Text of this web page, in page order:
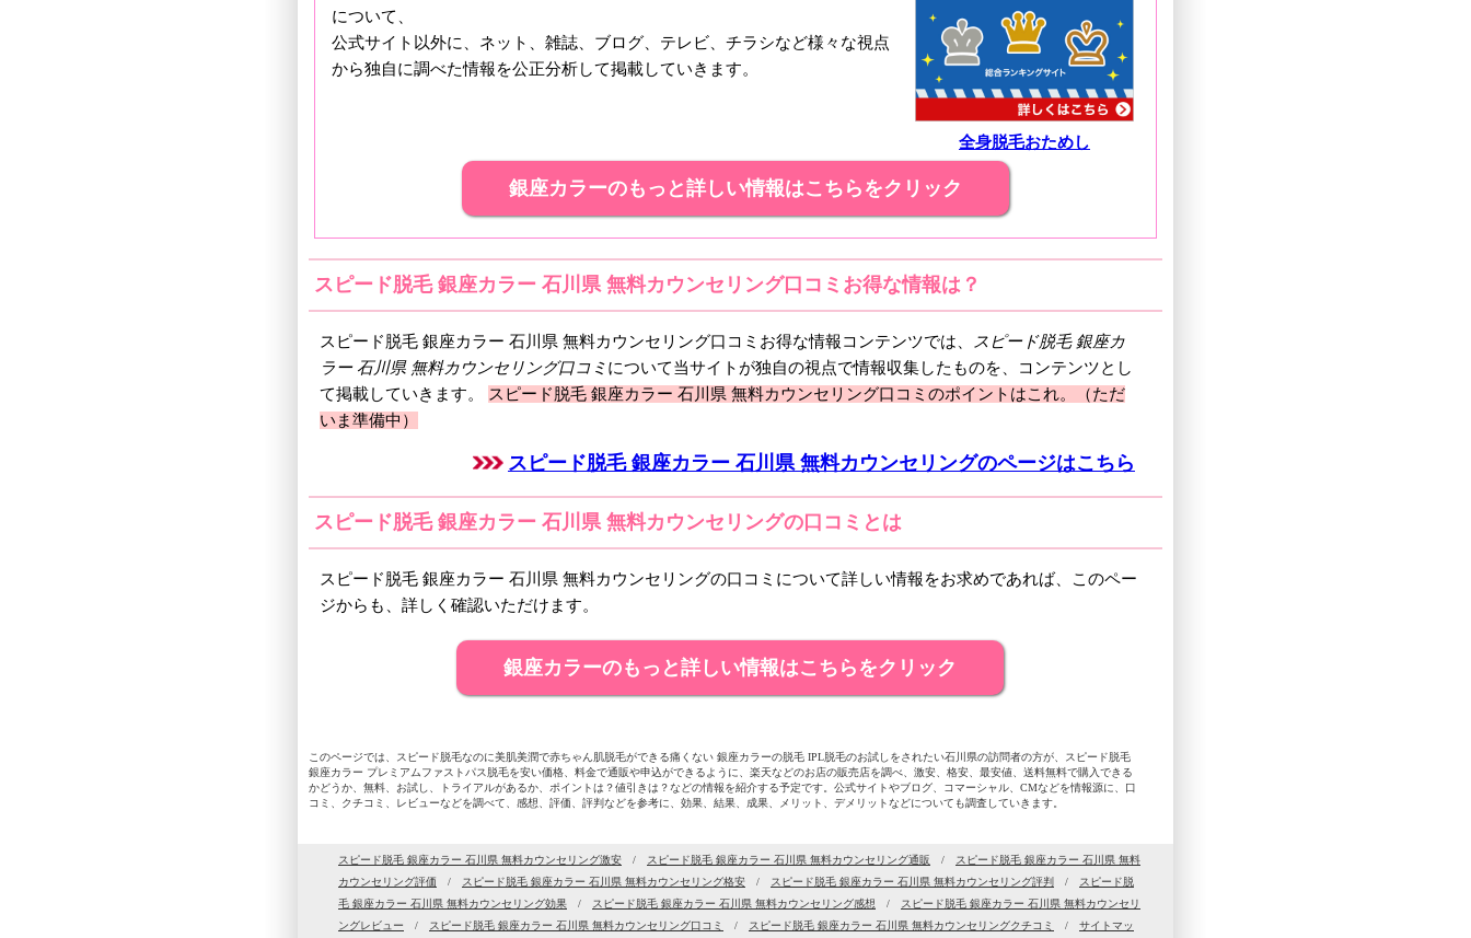
全身脱毛おためし
について、
公式サイト以外に、ネット、雑誌、ブログ、テレビ、チラシなど様々な視点
から独自に調べた情報を公正分析して掲載していきます。
銀座カラーのもっと詳しい情報はこちらをクリック
スピード脱毛 銀座カラー 石川県 無料カウンセリング口コミお得な情報は？
スピード脱毛 銀座カラー 石川県 無料カウンセリング口コミお得な情報コンテンツでは、
スピード脱毛 銀座カ
ラー 石川県 無料カウンセリング口コミについて当サイトが独自の視点で情報収集したものを、コンテンツとし
て掲載していきます。
スピード脱毛 銀座カラー 石川県 無料カウンセリング口コミのポイントはこれ。（ただ
いま準備中）
スピード脱毛 銀座カラー 石川県 無料カウンセリングのページはこちら
スピード脱毛 銀座カラー 石川県 無料カウンセリングの口コミとは
スピード脱毛 銀座カラー 石川県 無料カウンセリングの口コミについて詳しい情報をお求めであれば、このペー
ジからも、詳しく確認いただけます。
銀座カラーのもっと詳しい情報はこちらをクリック
このページでは、スピード脱毛なのに美肌美潤で赤ちゃん肌脱毛ができる痛くない 銀座カラーの脱毛 IPL脱毛のお試しをされたい石川県の訪問者の方が、スピード脱毛
銀座カラー プレミアムファストパス脱毛を安い価格、料金で通販や申込ができるように、楽天などのお店の販売店を調べ、激安、格安、最安値、送料無料で購入できる
かどうか、無料、お試し、トライアルがあるか、ポイントは？値引きは？などの情報を紹介する予定です。公式サイトやブログ、コマーシャル、CMなどを情報源に、口
コミ、クチコミ、レビューなどを調べて、感想、評価、評判などを参考に、効果、結果、成果、メリット、デメリットなどについても調査していきます。
スピード脱毛 銀座カラー 石川県 無料カウンセリング激安 / スピード脱毛 銀座カラー 石川県 無料カウンセリング通販 / スピード脱毛 銀座カラー 石川県 無料
カウンセリング評価 / スピード脱毛 銀座カラー 石川県 無料カウンセリング格安 / スピード脱毛 銀座カラー 石川県 無料カウンセリング評判 / スピード脱
毛 銀座カラー 石川県 無料カウンセリング効果 / スピード脱毛 銀座カラー 石川県 無料カウンセリング感想 / スピード脱毛 銀座カラー 石川県 無料カウンセリ
ングレビュー / スピード脱毛 銀座カラー 石川県 無料カウンセリング口コミ / スピード脱毛 銀座カラー 石川県 無料カウンセリングクチコミ / サイトマッ